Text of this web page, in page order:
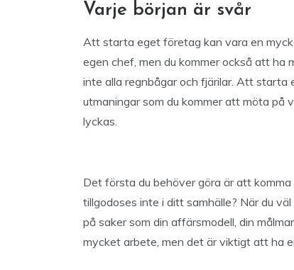
Varje början är svår
Att starta eget företag kan vara en
egen chef, men du kommer också att
inte alla regnbågar och fjärilar. Att
utmaningar som du kommer att möta på
lyckas.
Det första du behöver göra är att
tillgodoses inte i ditt samhälle? När du
på saker som din affärsmodell, din
mycket arbete, men det är viktigt att ha